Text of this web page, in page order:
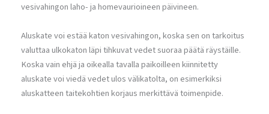
vesivahingon laho- ja homevaurioineen päivineen.
Aluskate voi estää katon vesivahingon, koska sen on tarkoitus
valuttaa ulkokaton läpi tihkuvat vedet suoraa päätä räystäille.
Koska vain ehjä ja oikealla tavalla paikoilleen kiinnitetty
aluskate voi viedä vedet ulos välikatolta, on esimerkiksi
aluskatteen taitekohtien korjaus merkittävä toimenpide.